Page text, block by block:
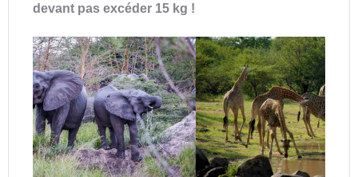
devant pas excéder 15 kg !